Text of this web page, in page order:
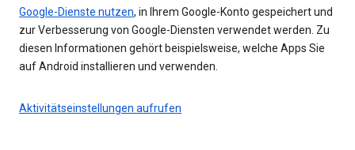
Google-Dienste nutzen, in Ihrem Google-Konto gespeichert und
zur Verbesserung von Google-Diensten verwendet werden. Zu
diesen Informationen gehört beispielsweise, welche Apps Sie
auf Android installieren und verwenden.
Aktivitätseinstellungen aufrufen